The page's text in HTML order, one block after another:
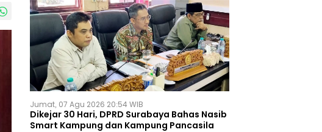
Jumat, 07 Agu 2026 20:54 WIB
Dikejar 30 Hari, DPRD Surabaya Bahas Nasib
Smart Kampung dan Kampung Pancasila